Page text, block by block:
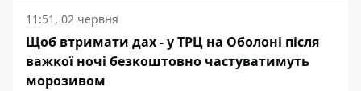
11:51, 02 червня
Щоб втримати дах - у ТРЦ на Оболоні після
важкої ночі безкоштовно частуватимуть
морозивом